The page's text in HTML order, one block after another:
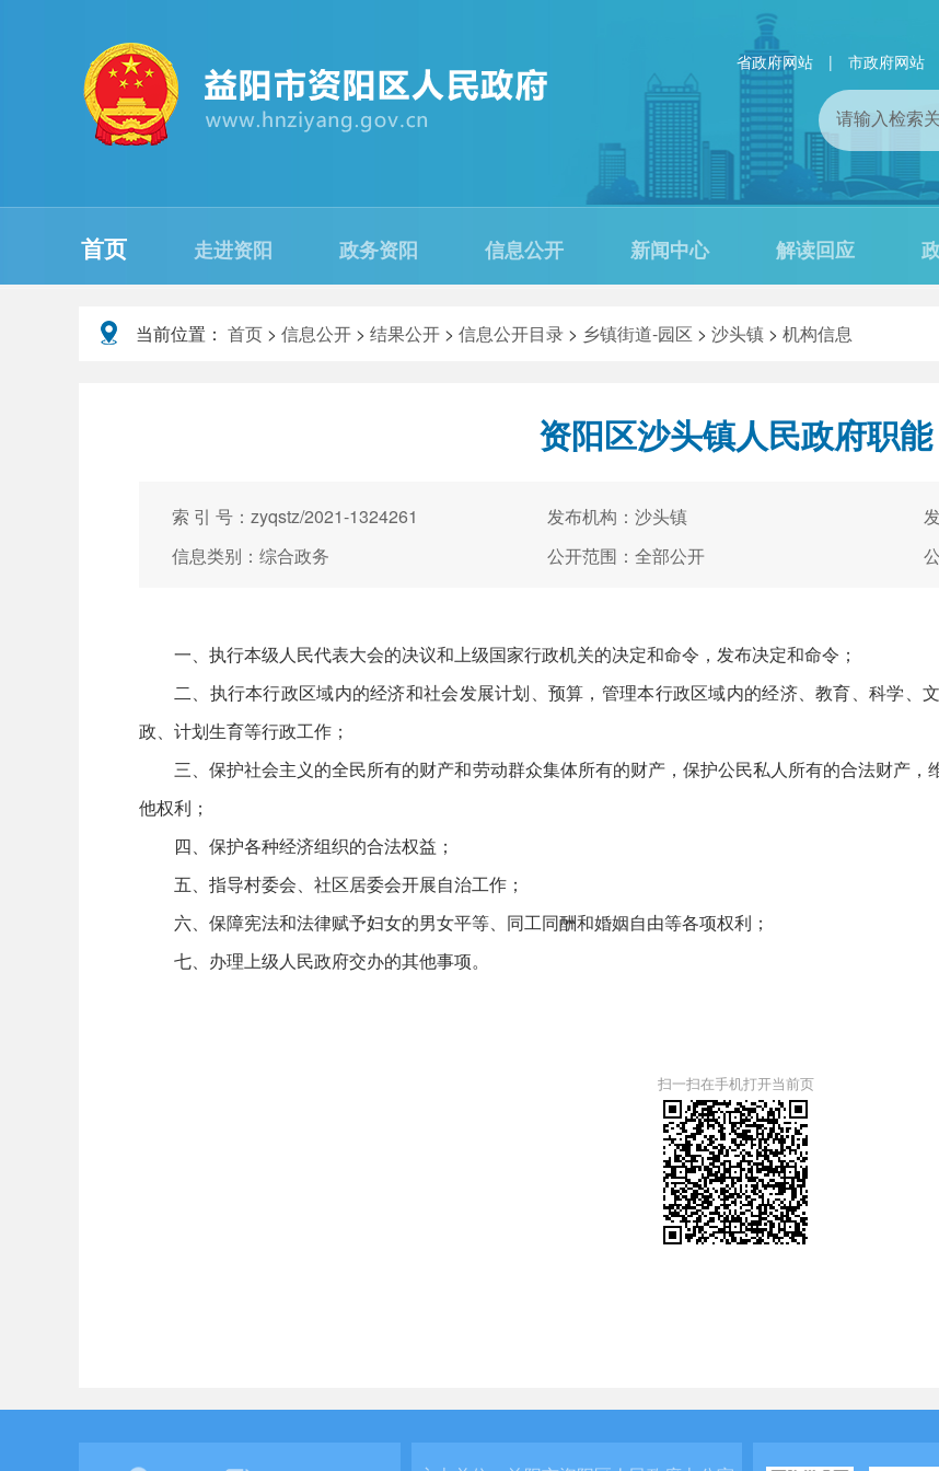
省政府网站 | 市政府网站
首页 走进资阳 政务资阳 信息公开 新闻中心 解读回应
当前位置： 首页 > 信息公开 > 结果公开 > 信息公开目录 > 乡镇街道-园区 > 沙头镇 > 机构信息
资阳区沙头镇人民政府职能
索 引 号：zyqstz/2021-1324261 发布机构：沙头镇
信息类别：综合政务
公开范围：全部公开
一、执行本级人民代表大会的决议和上级国家行政机关的决定和命令，发布决定和命令；
二、执行本行政区域内的经济和社会发展计划、预算，管理本行政区域内的经济、教育、科学、
政、计划生育等行政工作；
三、保护社会主义的全民所有的财产和劳动群众集体所有的财产，保护公民私人所有的合法财产
他权利；
四、保护各种经济组织的合法权益；
五、指导村委会、社区居委会开展自治工作；
六、保障宪法和法律赋予妇女的男女平等、同工同酬和婚姻自由等各项权利；
七、办理上级人民政府交办的其他事项。
扫一扫在手机打开当前页